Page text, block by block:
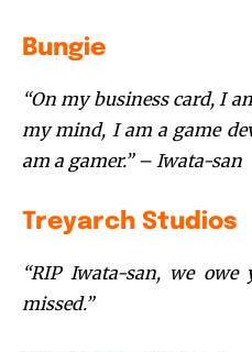
Bungie
“On my business card, I
my mind, I am a game
am a gamer.” – Iwata-san
Treyarch Studios
“RIP Iwata-san, we
missed.”